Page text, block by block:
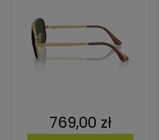
769,00 zł